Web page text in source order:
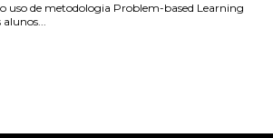
uso de metodologia Problem-based Learning